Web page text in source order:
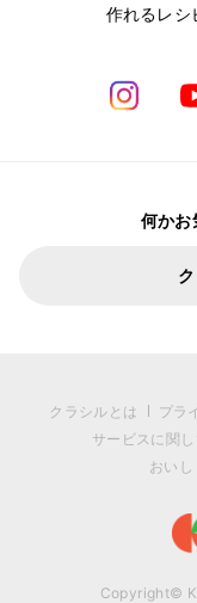
作れるレシ
何かお
クラシルとは プラ
サービスに関
おい
Copyright©